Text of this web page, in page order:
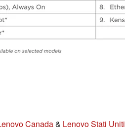
Canada& Lenovo Stati Uniti